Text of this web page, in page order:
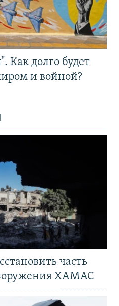
Как долго будет
и войной?
часть
ХАМАС